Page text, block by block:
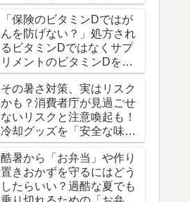
た、渾身の記録です。
「保険のビタミンDではが
んを防げない？」処方され
るビタミンDではなくサプ
リメントのビタミンDを摂
るべきという衝撃の真実
その暑さ対策、実はリスク
かも？消費者庁が見過ごせ
ないリスクと注意喚起も！
冷却グッズを「安全な味
方」にするための意外な盲
点
酷暑から「お弁当」や作り
置きおかずを守るにはどう
したらいい？過酷な夏でも